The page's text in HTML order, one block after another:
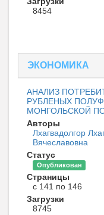
8454
ЭКОНОМИКА
АНАЛИЗ
РУБЛЕНЫХ
МОНГОЛЬСКОЙ
Авторы
Лхагвадолгор
Вячеславовна
Статус
Опубликован
Страницы
с 141 по 146
Загрузки
8745